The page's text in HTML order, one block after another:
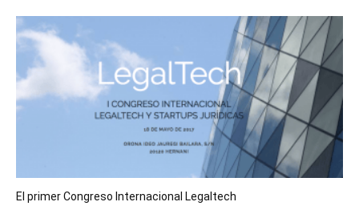
El primer Congreso Internacional Legaltech